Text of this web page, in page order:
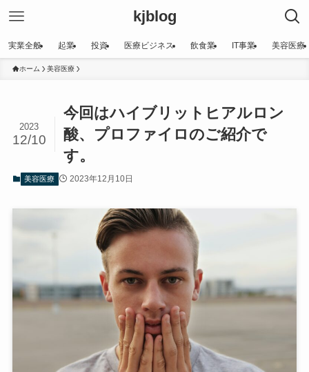
kjblog
実業全般 起業 投資 医療ビジネス 飲食業 IT事業 美容医療
ホーム 美容医療
今回はハイブリットヒアルロン
酸、プロファイロのご紹介で
す。
2023
12/10
美容医療 2023年12月10日